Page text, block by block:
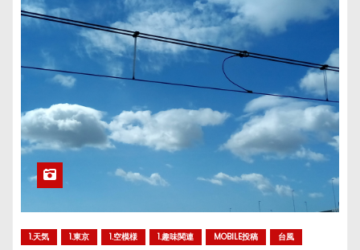
1.天気 1.東京 1.空模様 1.趣味関連 MOBILE投稿 台風